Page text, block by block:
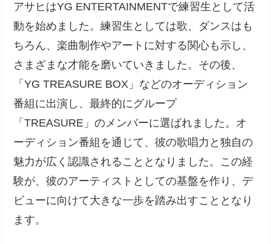
アサヒはYG ENTERTAINMENTで練習生として活
動を始めました。練習生としては歌、ダンスはも
ちろん、楽曲制作やアートに対する関心も示し、
さまざまな才能を磨いていきました。その後、
「YG TREASURE BOX」などのオーディション
番組に出演し、最終的にグループ
「TREASURE」のメンバーに選ばれました。オ
ーディション番組を通じて、彼の歌唱力と独自の
魅力が広く認識されることとなりました。この経
験が、彼のアーティストとしての基盤を作り、デ
ビューに向けて大きな一歩を踏み出すこととなり
ます。